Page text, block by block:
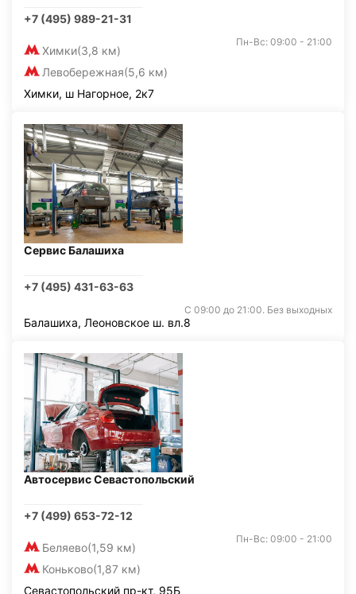
+7 (495) 989-21-31
Химки(3,8 км)
Левобережная(5,6 км)
Пн-Вс: 09:00 - 21:00
Химки, ш Нагорное, 2к7
Сервис Балашиха
+7 (495) 431-63-63
С 09:00 до 21:00. Без выходных
Балашиха, Леоновское ш. вл.8
Автосервис Севастопольский
+7 (499) 653-72-12
Беляево(1,59 км)
Коньково(1,87 км)
Пн-Вс: 09:00 - 21:00
Севастопольский пр-кт, 95Б